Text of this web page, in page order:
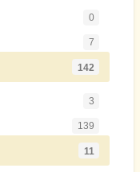
0
7
142
3
139
11